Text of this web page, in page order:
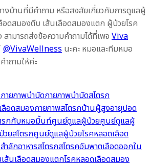
งบ้านที่มีคำถาม หรือสงสัยเกี่ยวกับการดูแลผู้
อดสมองตีบ เส้นเลือดสมองแตก ผู้ป่วยโรค
ามารถส่งข้อความคำถามได้ที่เพจ Viva
@VivaWellness นะคะ หมอและทีมหมอ
ถามให้ค่ะ
กายภาพบำบัดกายภาพบำบัดสโตรก
ลือดสมองกายภาพสโตรกบ้านผู้สูงอายุปอด
กกับหมอมิ้นท์ศูนย์ดูแลผู้ป่วยศูนย์ดูแลผู้
ยสโตรกศูนย์ดูแลผู้ป่วยโรคหลอดเลือด
สำลักอาหารสโตรกสโตรคอัมพาตเลือดออกใน
เส้นเลือดสมองแตกโรคหลอดเลือดสมอง